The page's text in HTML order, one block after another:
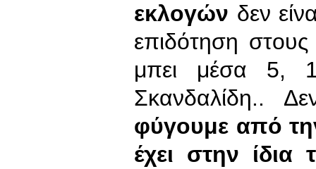
εκλογών δεν
επιδότηση
μπει μέσα 5,
Σκανδαλίδη..
φύγουμε από
έχει στην ίδια